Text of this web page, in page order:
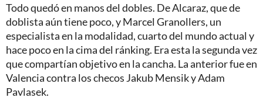
Todo quedó en manos del dobles. De Alcaraz, que de
doblista aún tiene poco, y Marcel Granollers, un
especialista en la modalidad, cuarto del mundo actual y
hace poco en la cima del ránking. Era esta la segunda vez
que compartían objetivo en la cancha. La anterior fue en
Valencia contra los checos Jakub Mensik y Adam
Pavlasek.